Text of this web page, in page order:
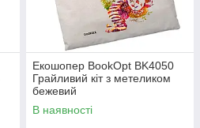
Екошопер BookOpt BK4050
Грайливий кіт з метеликом
бежевий
В наявності